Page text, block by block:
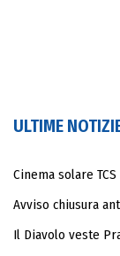
ULTIME
Cinema solare TCS
Avviso chiusura
Il Diavolo veste